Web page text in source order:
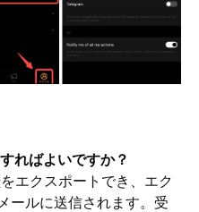
ればよいですか？
エクスポートでき、エク
ールに送信されます。受